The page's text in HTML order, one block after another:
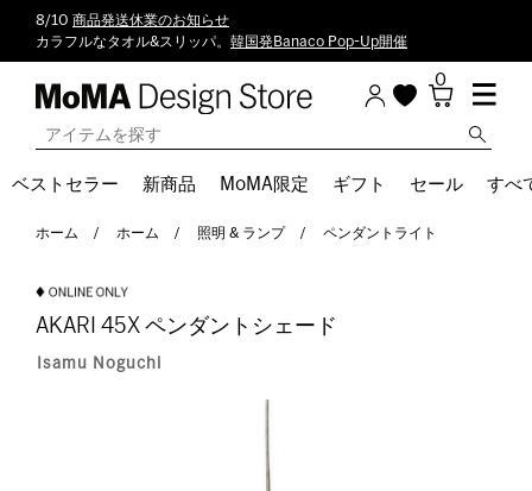
8/10 商品発送休業のお知らせ
カラフルなタオル&スリッパ。 韓国発Banaco Pop-Up開催
0
ベストセラー 新商品 MoMA限定 ギフト セール すべ
ホーム ホーム 照明 & ランプ ペンダントライト
AKARI 45X ペンダントシェード
Isamu Noguchi